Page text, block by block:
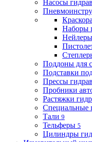
Насосы
Наборы
Поддоны для
Подставки
Прессы
Пробники
Растяжки
Специальные
Тали 9
Тельферы 5
Цилиндры